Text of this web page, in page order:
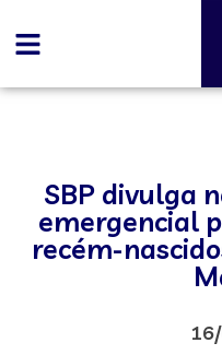
SBP divulga
emergencial
recém-